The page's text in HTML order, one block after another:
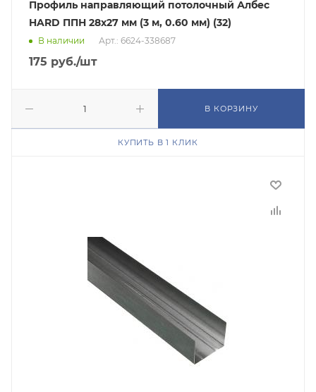
Профиль направляющий потолочный Албес
HARD ППН 28х27 мм (3 м, 0.60 мм) (32)
В наличии Арт.: 6624-338687
175 руб./шт
В КОРЗИНУ
КУПИТЬ В 1 КЛИК